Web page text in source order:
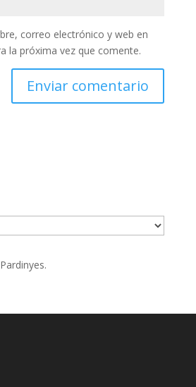
correo electrónico y web en
la próxima vez que comente.